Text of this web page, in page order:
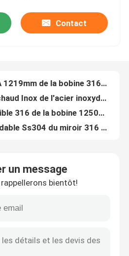
d'acier
Contact
Sati balayent le BA 1219mm de la bobine 316L 2B de l'acier inoxydable 304
Bobine laminée à froid 316L 409 d'acier inoxydable 316 2B BA 800mm
Bobine 316 d'acier inoxydable d'ASTM AiSi JIS 410 430 Inox 201 1000mm
métal de soudure de bobine de bande d'acier inoxydable de 304N 310S 100mm
Métal 2000mm de bobine de l'acier inoxydable 301L d'Aisi 304 laminés à froid
un message
bientôt!